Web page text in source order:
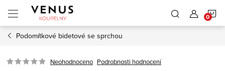
obsah
Podomítkové bidetové se sprchou
Neohodnoceno Podrobnosti hodnocení